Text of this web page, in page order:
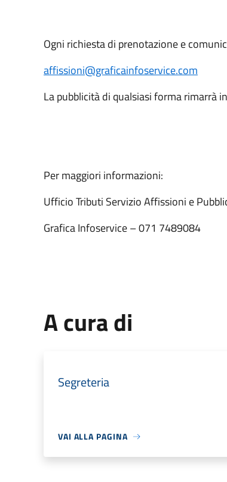
Ogni richiesta di prenotazione e
affissioni@graficainfoservice.com
La pubblicità di qualsiasi forma rimarrà
Per maggiori informazioni:
Ufficio Tributi Servizio Affissioni e
Grafica Infoservice – 071 7489084
A cura di
Segreteria
VAI ALLA PAGINA